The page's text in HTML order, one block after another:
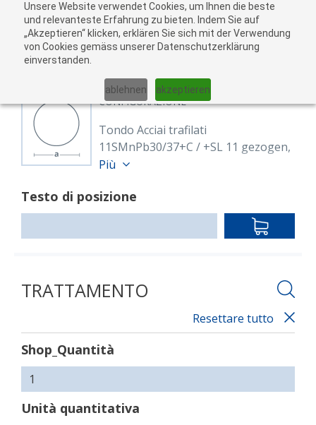
Unsere Website verwendet Cookies, um Ihnen die beste
und relevanteste Erfahrung zu bieten. Indem Sie auf
„Akzeptieren“ klicken, erklären Sie sich mit der Verwendung
von Cookies gemäss unserer Datenschutzerklärung
einverstanden.
ablehnen akzeptieren
01 02
CONFIGURAZIONE
Tondo Acciai trafilati
11SMnPb30/37+C / +SL 11 gezogen,
h9
Rund 11 mm 11SMnPb30/37+C
EN 10277
Più
Testo di posizione
IN
TRATTAMENTO
Resettare tutto
Shop_Quantità
Unità quantitativa